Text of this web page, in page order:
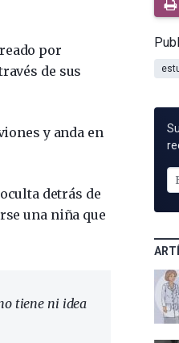
por
de sus
y anda en
detrás de
una niña que
tiene ni idea